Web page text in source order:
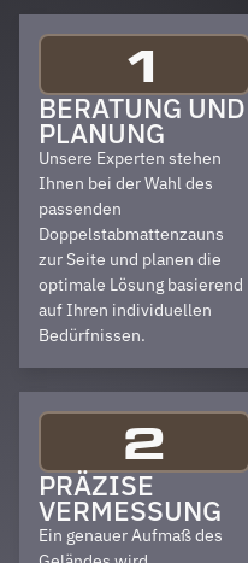
1
BERATUNG UND
PLANUNG
Unsere Experten stehen
Ihnen bei der Wahl des
passenden
Doppelstabmattenzauns
zur Seite und planen die
optimale Lösung basierend
auf Ihren individuellen
Bedürfnissen.
2
PRÄZISE
VERMESSUNG
Ein genauer Aufmaß des